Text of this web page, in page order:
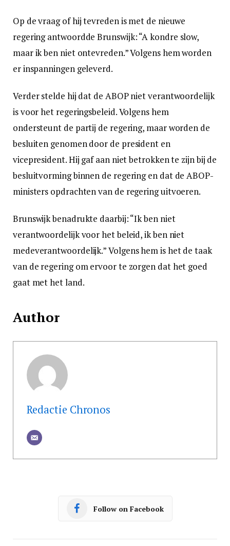
Op de vraag of hij tevreden is met de nieuwe
regering antwoordde Brunswijk: “A kondre slow,
maar ik ben niet ontevreden.” Volgens hem worden
er inspanningen geleverd.
Verder stelde hij dat de ABOP niet verantwoordelijk
is voor het regeringsbeleid. Volgens hem
ondersteunt de partij de regering, maar worden de
besluiten genomen door de president en
vicepresident. Hij gaf aan niet betrokken te zijn bij de
besluitvorming binnen de regering en dat de ABOP-
ministers opdrachten van de regering uitvoeren.
Brunswijk benadrukte daarbij: “Ik ben niet
verantwoordelijk voor het beleid, ik ben niet
medeverantwoordelijk.” Volgens hem is het de taak
van de regering om ervoor te zorgen dat het goed
gaat met het land.
Author
Redactie Chronos
Follow on Facebook